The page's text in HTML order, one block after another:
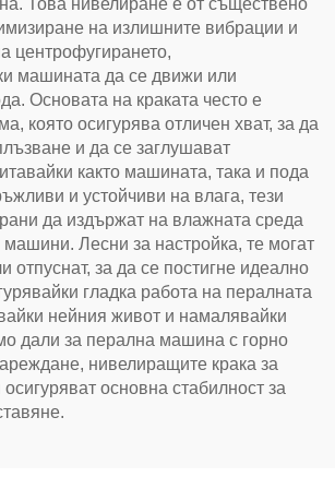
Това нивелиране е от съществено
на излишните вибрации и
центрофугирането,
машината да се движи или
Основата на краката често е
която осигурява отличен хват, за да
и да се заглушават
както машината, така и пода
и устойчиви на влага, тези
да издържат на влажната среда
Лесни за настройка, те могат
отпуснат, за да се постигне идеално
гладка работа на пералната
нейния живот и намалявайки
дали за перална машина с горно
нивелиращите крака за
основна стабилност за